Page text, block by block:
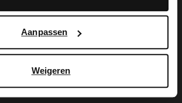
Aanpassen
Weigeren
en bescherming de Collonil